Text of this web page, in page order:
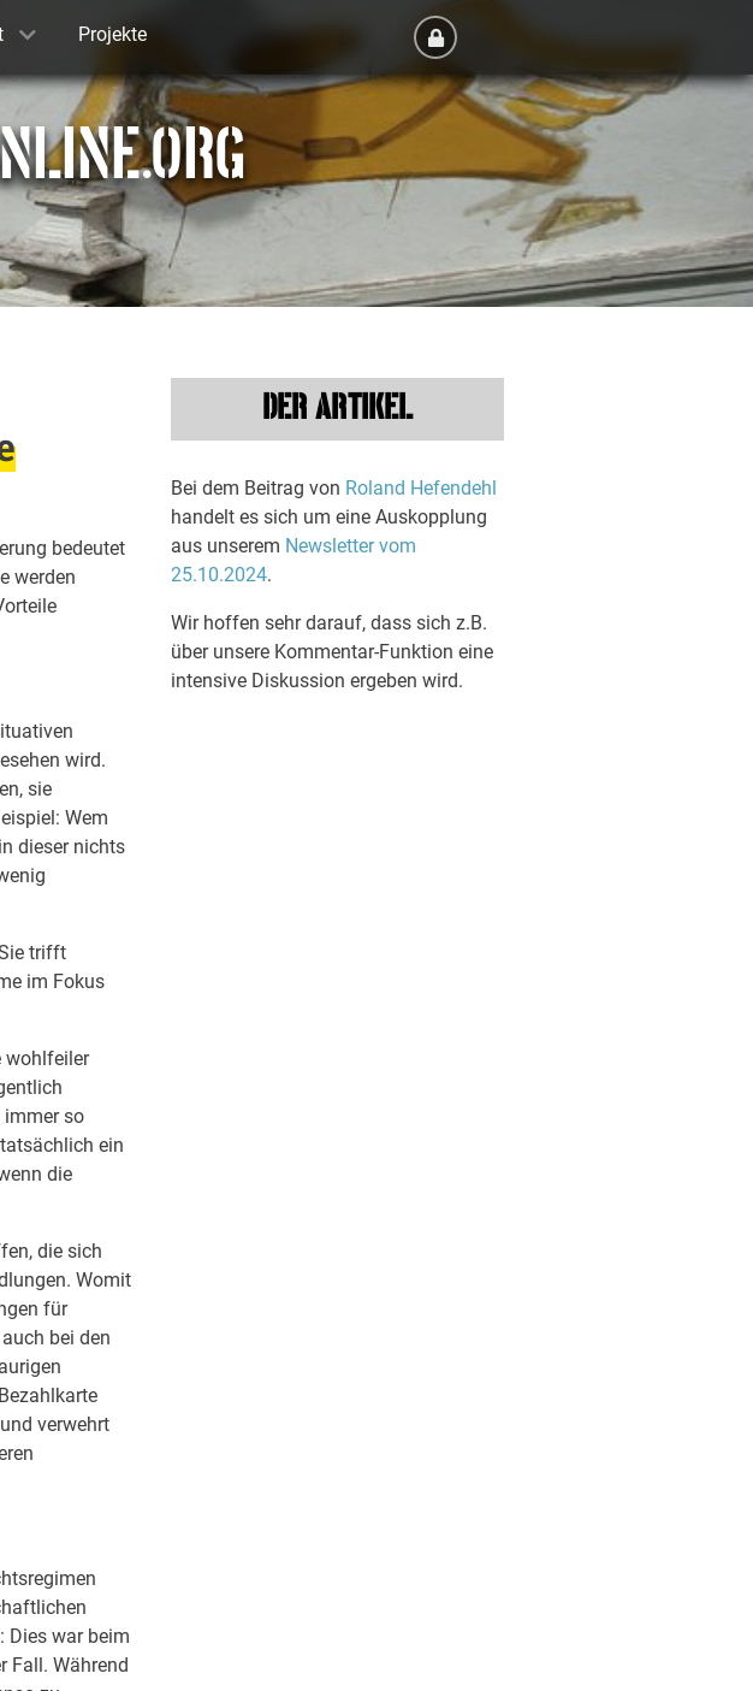
Projekte
bedeutet
werden
wird.
sie
Wem
dieser nichts
trifft
im Fokus
wohlfeiler
so
ein
die
die sich
Womit
für
bei den
verwehrt
Dies war beim
Fall. Während
DER ARTIKEL
Bei dem Beitrag von Roland Hefendehl
handelt es sich um eine Auskopplung
aus unserem Newsletter vom
25.10.2024.
Wir hoffen sehr darauf, dass sich z.B.
über unsere Kommentar-Funktion eine
intensive Diskussion ergeben wird.